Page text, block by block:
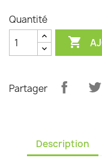
Quantité

Partager
Description